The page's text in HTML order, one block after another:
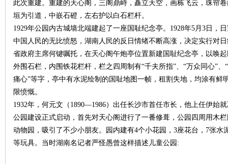
此次重建。重建的天心阁，三阁鼎峙，矗立天空，画栋飞云，珠帘
垣为引道，中嵌石磴，左右护以白石栏杆。
1929年公园内古城墙北端建起了一座国耻纪念亭。1928年5月3日，
中国人民的无比愤怒，湖南人民的反日情绪不断高涨，决定实行对
省政府主席何键嘱托，在天心阁午炮亭位置新建国耻纪念亭，以唤
外围石栏，内围铁花栏杆，栏之四周制有“千夫所指”、“万众同心”、
痛心”等字，亭中有水泥绘制的国耻地图一帧，租割失地，均涂有鲜
限愤慨。
1932年，何元文（1890—1986）出任长沙市首任市长，他上任伊始
公园建设正式启动，首先对天心阁进行了一番修葺，公园四周用木
动物园，吸引了不少小朋友。园内建有4个小花园，3座花台，7张
等玩具。当时湖南名记者严怪愚曾这样描述儿童公园: